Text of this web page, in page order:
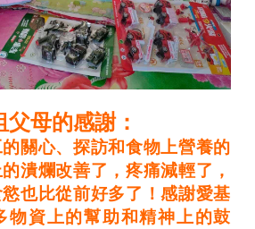
母的感謝：
的關心、探訪和食物上營養的
潰爛改善了，疼痛減輕了，
也比從前好多了！感謝愛基
物資上的幫助和精神上的鼓